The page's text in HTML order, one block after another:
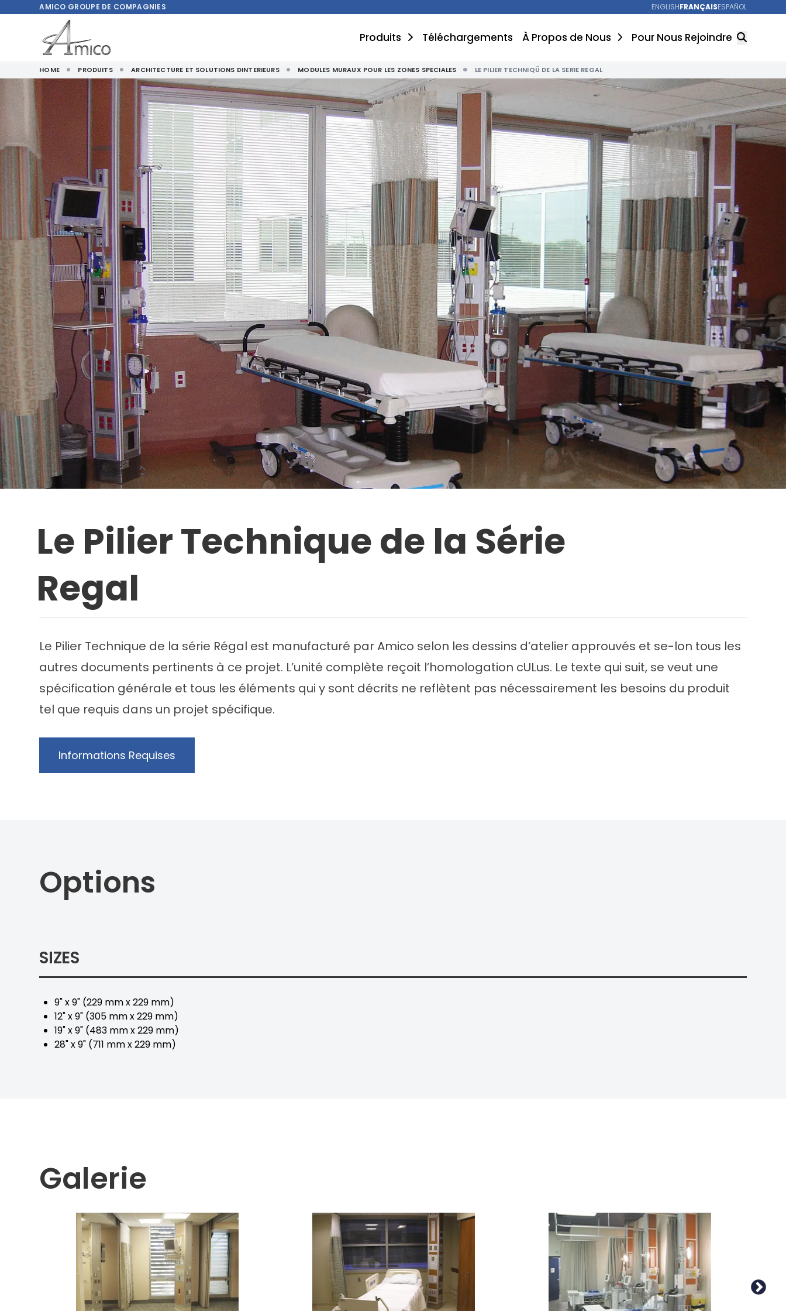
AMICO GROUPE DE COMPAGNIES ENGLISHFRANÇAISESPAÑOL
Produits Téléchargements À Propos de Nous Pour Nous Rejoindre
HOME PRODUITS ARCHITECTURE ET SOLUTIONS DINTERIEURS MODULES MURAUX POUR LES ZONES SPECIALES LE PILIER TECHNIQÜ DE LA SERIE REGAL
Le Pilier Technique de la Série
Regal
Le Pilier Technique de la série Régal est manufacturé par Amico selon les dessins d’atelier approuvés et se-lon tous les
autres documents pertinents à ce projet. L’unité complète reçoit l’homologation cULus. Le texte qui suit, se veut une
spécification générale et tous les éléments qui y sont décrits ne reflètent pas nécessairement les besoins du produit
tel que requis dans un projet spécifique.
Informations Requises
Options
SIZES
9" x 9" (229 mm x 229 mm)
12" x 9" (305 mm x 229 mm)
19" x 9" (483 mm x 229 mm)
28" x 9" (711 mm x 229 mm)
Galerie